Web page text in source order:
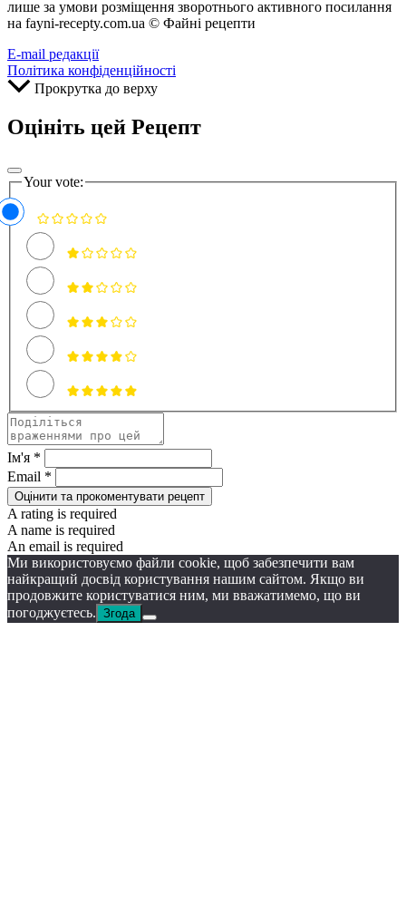
лише за умови розміщення зворотнього активного посилання
на fayni-recepty.com.ua © Файні рецепти
E-mail редакції
Політика конфіденційності
Прокрутка до верху
Оцініть цей Рецепт
Your vote:
Ім'я *
Email *
Оцінити та прокоментувати рецепт
A rating is required
A name is required
An email is required
Ми використовуємо файли cookie, щоб забезпечити вам
найкращий досвід користування нашим сайтом. Якщо ви
продовжите користуватися ним, ми вважатимемо, що ви
погоджуєтесь. Згода